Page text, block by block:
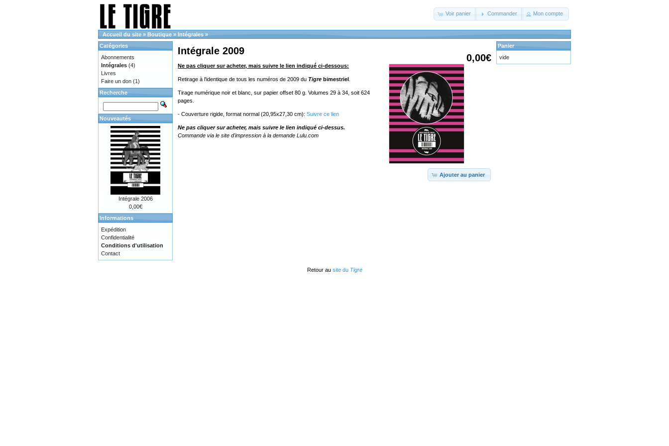
Voir panier Commander Mon compte
Accueil du site » Boutique » Intégrales »
0,00€
Intégrale 2009
Ne pas cliquer sur acheter, mais suivre le lien indiqué ci-dessous:
Retirage à l'identique de tous les numéros de 2009 du Tigre bimestriel
Tirage numérique noir et blanc, sur papier offset 80 g. Volumes 29 à 34, soit 624
pages.
- Couverture rigide, format normal (20,95x27,30 cm): Suivre ce lien
Ne pas cliquer sur acheter, mais suivre le lien indiqué ci-dessus.
Commande via le site d'impression à la demande Lulu.com
Ajouter au panier
Catégories
Abonnements
Intégrales (4)
Livres
Faire un don (1)
Recherche
Nouveautés
Intégrale 2006
0,00€
Informations
Expédition
Confidentialité
Conditions d'utilisation
Contact
Panier
vide
Retour au site du Tigre